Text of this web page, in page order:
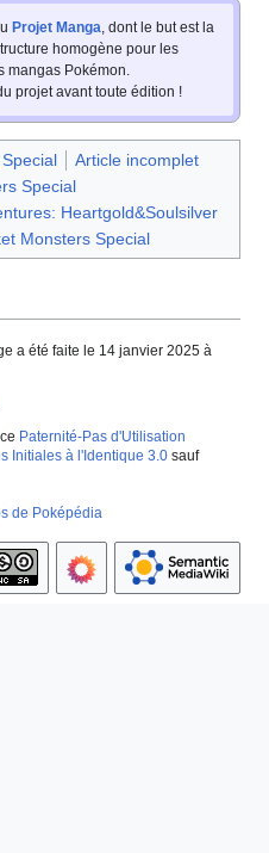
Projet Manga, dont le but est la
homogène pour les
mangas Pokémon.
projet avant toute édition !
Article incomplet
Special
Heartgold&Soulsilver
Monsters Special
a été faite le 14 janvier 2025 à
Paternité-Pas d'Utilisation
Initiales à l'Identique 3.0 sauf
de Poképédia